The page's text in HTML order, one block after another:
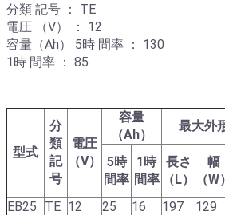
分類 記号 ： TE
電圧 （V） ： 12
容量（Ah） 5時 間率 ： 130
1時 間率 ： 85
型式
分
類
記
号
電圧
（V）
容量
（Ah）
最大外
5時
間率
1時
間率
長さ
（L）
幅
（W）
EB25
TE 12 25 16 197 129